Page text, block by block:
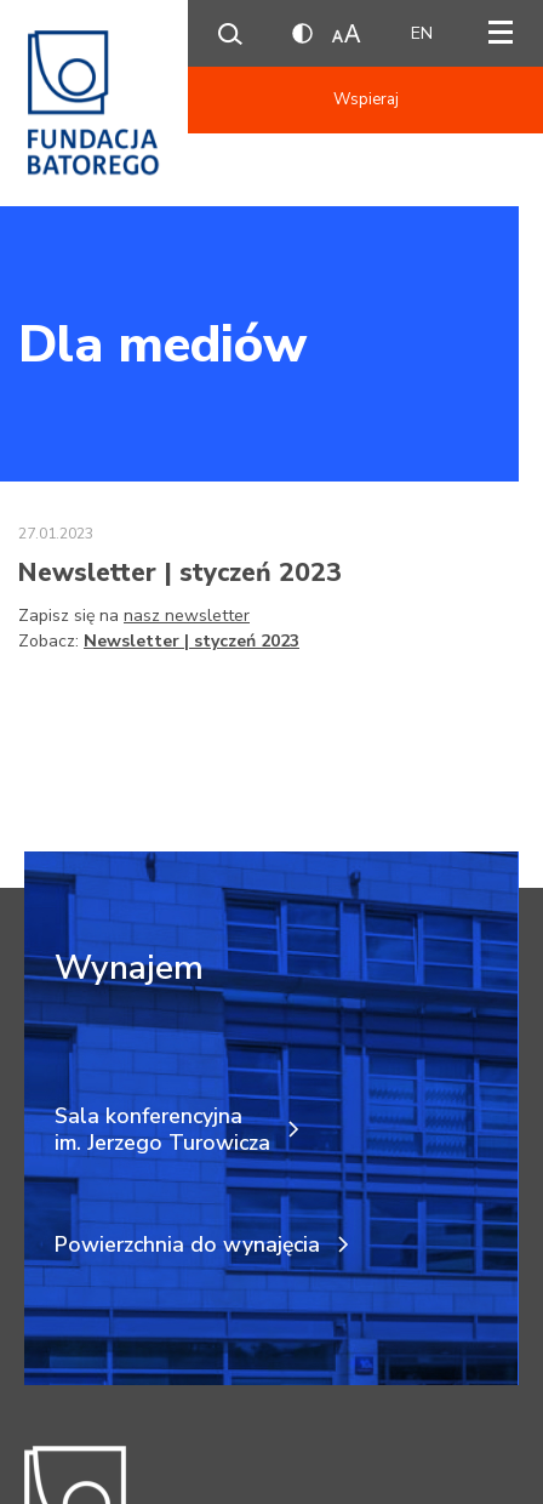
EN
Wspieraj
Dla mediów
27.01.2023
Newsletter | styczeń 2023
Zapisz się na nasz newsletter
Zobacz: Newsletter | styczeń 2023
Wynajem
Sala konferencyjna
im. Jerzego Turowicza
Powierzchnia do wynajęcia